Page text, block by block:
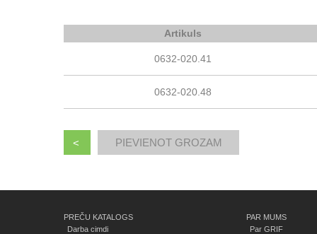
Artikuls
0632-020.41
0632-020.48
<
PREČU KATALOGS
Darba cimdi
PAR MUMS
Par GRIF